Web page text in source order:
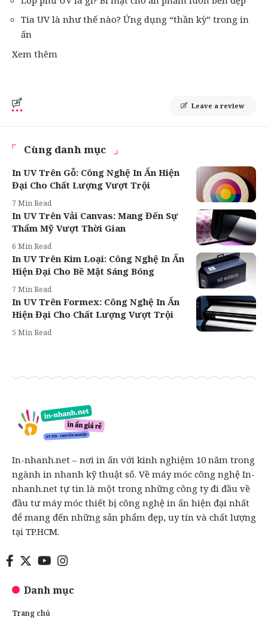
Tia UV là như thế nào? Ứng dụng “thần kỳ” trong in
ấn
Xem thêm
Leave a review
Cùng danh mục
In UV Trên Gỗ: Công Nghệ In Ấn Hiện
Đại Cho Chất Lượng Vượt Trội
7 Min Read
In UV Trên Vải Canvas: Mang Đến Sự
Thẩm Mỹ Vượt Thời Gian
6 Min Read
In UV Trên Kim Loại: Công Nghệ In Ấn
Hiện Đại Cho Bề Mặt Sáng Bóng
7 Min Read
In UV Trên Formex: Công Nghệ In Ấn
Hiện Đại Cho Chất Lượng Vượt Trội
5 Min Read
In-nhanh.net – nơi in ấn với kinh nghiệm 10 năm trong
ngành in nhanh kỹ thuật số. Về máy móc công nghệ In-
nhanh.net tự tin là một trong những công ty đi đầu về
đầu tư máy móc thiết bị công nghệ in ấn hiện đại nhất
để mang đến những sản phẩm đẹp, uy tín và chất lượng
tại TP.HCM.
Danh mục
Trang chủ